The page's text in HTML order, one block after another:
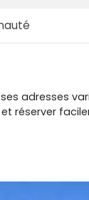
adresses
réserver